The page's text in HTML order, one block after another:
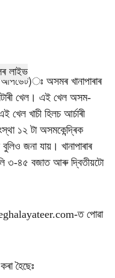
আপডেট)ঃ অসমৰ খানাপাৰাৰ
খেল। এই খেল অসম-
খেল খাচী হিলচ আৰ্চাৰী
১২ টা অসমকেন্দ্ৰিক
জনা যায়। খানাপাৰাৰ
৩-৪৫ বজাত আৰু দ্বিতীয়টো
ত পোৱা
হৈছেঃ